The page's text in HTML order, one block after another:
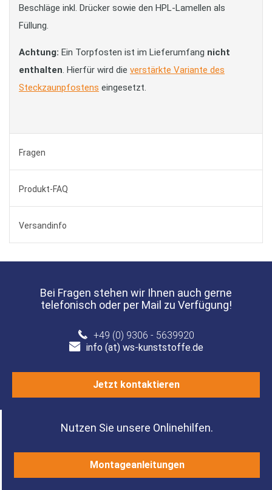
Beschläge inkl. Drücker sowie den HPL-Lamellen als
Füllung.
Achtung: Ein Torpfosten ist im Lieferumfang nicht
enthalten. Hierfür wird die verstärkte Variante des
Steckzaunpfostens eingesetzt.
Fragen
Produkt-FAQ
Versandinfo
Bei Fragen stehen wir Ihnen auch gerne
telefonisch oder per Mail zu Verfügung!
+49 (0) 9306 - 5639920
info (at) ws-kunststoffe.de
Jetzt kontaktieren
Nutzen Sie unsere Onlinehilfen.
Montageanleitungen